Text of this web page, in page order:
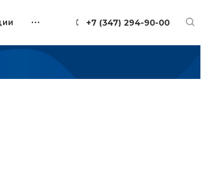
+7 (347) 294-90-00